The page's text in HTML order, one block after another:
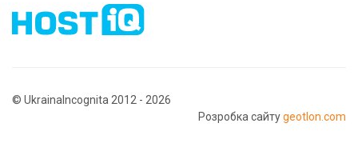
© UkrainaIncognita 2012 - 2026
Розробка сайтуgeotlon.com